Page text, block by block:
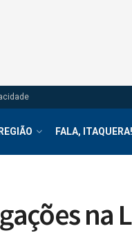
FALA, ITAQUERA!
na